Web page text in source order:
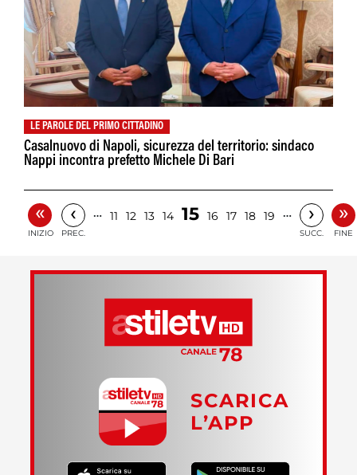
LE PAROLE DEL PRIMO CITTADINO
Casalnuovo di Napoli, sicurezza del territorio: sindaco
Nappi incontra prefetto Michele Di Bari
«
INIZIO
‹
PREC.
… 11 12 13 14 15 16 17 18 19 … ›
SUCC.
»
FINE
SCARICA
L’APP